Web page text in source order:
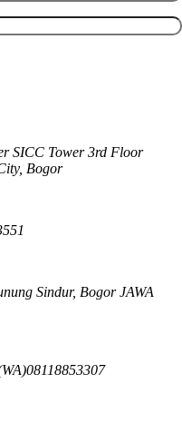
SICC Tower 3rd Floor
Bogor
Sindur, Bogor JAWA